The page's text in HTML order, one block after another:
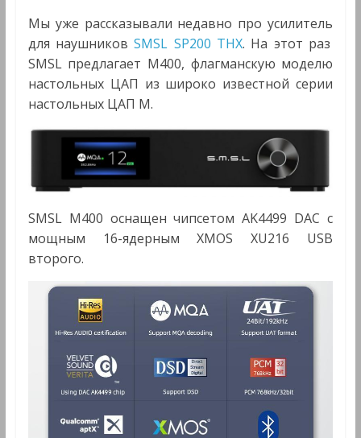
Мы уже рассказывали недавно про усилитель
для наушниковSMSL SP200 THX. На этот раз
SMSL предлагает M400, флагманскую моделю
настольных ЦАП из широко известной серии
настольных ЦАП М.
SMSL M400 оснащен чипсетом AK4499 DAC с
мощным 16-ядерным XMOS XU216 USB
второго.